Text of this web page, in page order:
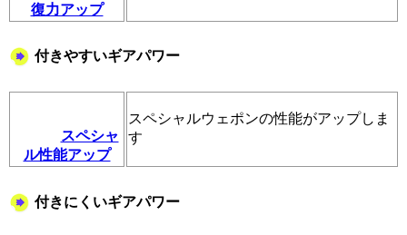
復力アップ
付きやすいギアパワー
スペシャ
ル性能アップ
スペシャルウェポンの性能がアップしま
す
付きにくいギアパワー